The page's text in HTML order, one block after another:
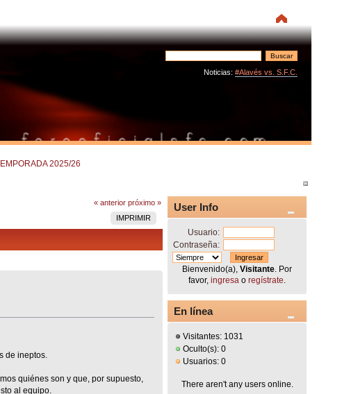
Noticias: #Alavés vs. S.F.C.
2025/26
« anterior próximo »
IMPRIMIR
de ineptos.
quiénes son y que, por supuesto,
al equipo.
User Info
Usuario:
Contraseña:
Bienvenido(a),Visitante . Por
favor,ingresa oregístrate
En línea
Visitantes: 1031
Oculto(s): 0
Usuarios: 0
There aren't any users online.